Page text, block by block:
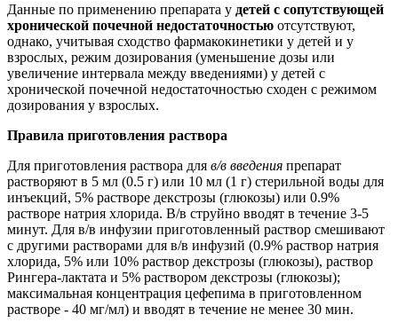
Данные по применению препарата у детей с сопутствующей
хронической почечной недостаточностью отсутствуют,
однако, учитывая сходство фармакокинетики у детей и у
взрослых, режим дозирования (уменьшение дозы или
увеличение интервала между введениями) у детей с
хронической почечной недостаточностью сходен с режимом
дозирования у взрослых.
Правила приготовления раствора
Для приготовления раствора для в/в введения препарат
растворяют в 5 мл (0.5 г) или 10 мл (1 г) стерильной воды для
инъекций, 5% растворе декстрозы (глюкозы) или 0.9%
растворе натрия хлорида. В/в струйно вводят в течение 3-5
минут. Для в/в инфузии приготовленный раствор смешивают
с другими растворами для в/в инфузий (0.9% раствор натрия
хлорида, 5% или 10% раствор декстрозы (глюкозы), раствор
Рингера-лактата и 5% раствором декстрозы (глюкозы);
максимальная концентрация цефепима в приготовленном
растворе - 40 мг/мл) и вводят в течение не менее 30 мин.